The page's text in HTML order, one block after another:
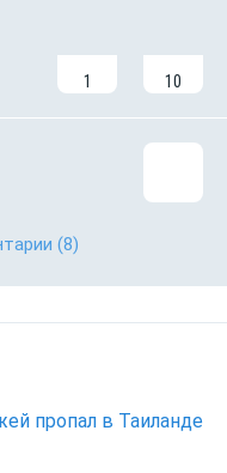
1 10
(8)
пропал в Таиланде